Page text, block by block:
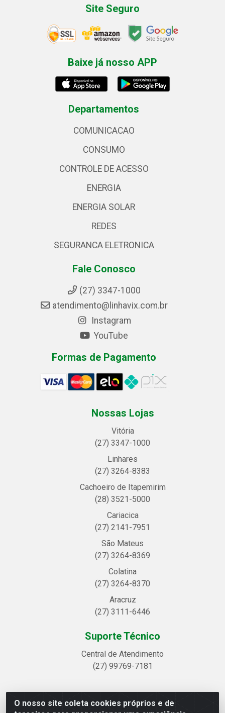
O nosso site coleta cookies próprios e de
Site Seguro
Baixe já nosso APP
Departamentos
COMUNICACAO
CONSUMO
CONTROLE DE ACESSO
ENERGIA
ENERGIA SOLAR
REDES
SEGURANCA ELETRONICA
Fale Conosco
(27) 3347-1000
atendimento@linhavix.com.br
Instagram
YouTube
Formas de Pagamento
Nossas Lojas
Vitória
(27) 3347-1000
Linhares
(27) 3264-8383
Cachoeiro de Itapemirim
(28) 3521-5000
Cariacica
(27) 2141-7951
São Mateus
(27) 3264-8369
Colatina
(27) 3264-8370
Aracruz
(27) 3111-6446
Suporte Técnico
Central de Atendimento
(27) 99769-7181
Linhavix Distribuidora LTDA - Avenida Alegre, 2521 -